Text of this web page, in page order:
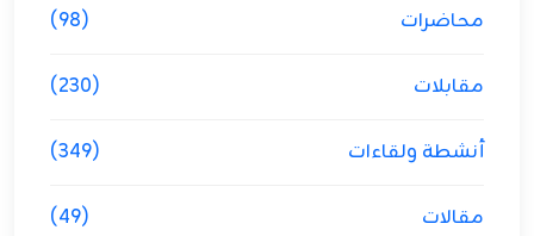
محاضرات (98)
مقابلات (230)
أنشطة ولقاءات (349)
مقالات (49)